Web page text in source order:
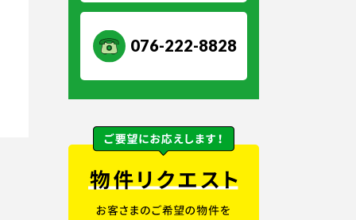
076-222-8828